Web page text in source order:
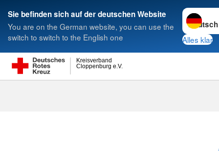
Sie befinden sich auf der deutschen Website
You are on the German website, you can use the
switch to switch to the English one
Sprache
Alles klar
Cloppenburg e.V.
Kreisverband
Suche